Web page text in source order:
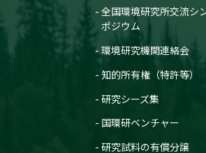
全国環境研究所交流シ
ポジウム
環境研究機関連絡会
知的所有権（特許等）
研究シーズ集
国環研ベンチャー
研究試料の有償分譲